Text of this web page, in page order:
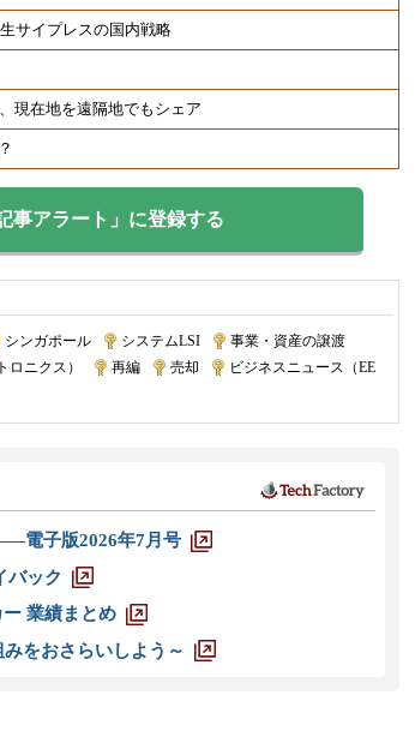
サイプレスの国内戦略
現在地を遠隔地でもシェア
事アラート」に登録する
シンガポール システムLSI 事業・資産の譲渡
ロニクス） 再編 売却
ビジネスニュース（EE
電子版2026年7月号
バック
業績まとめ
をおさらいしよう～